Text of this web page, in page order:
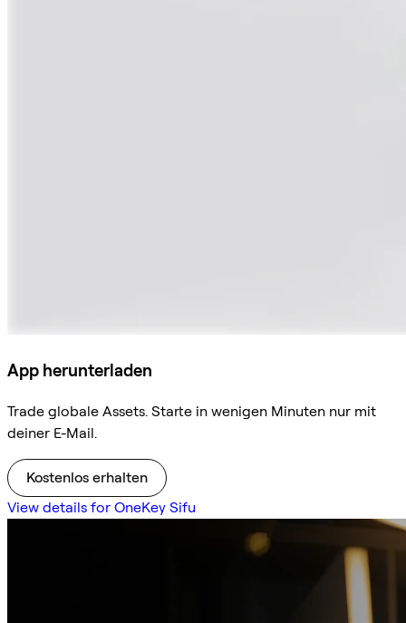
App herunterladen
Trade globale Assets. Starte in wenigen Minuten nur mit
deiner E-Mail.
Kostenlos erhalten
View details for OneKey Sifu